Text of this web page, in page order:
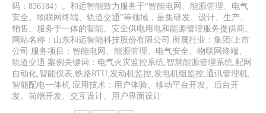
码：836184）。和远智能致力服务于“智能电网、能源管理、电气
安全、物联网终端、轨道交通”等领域，是集研发、设计、生产、
销售、服务于一体的智能、安全供电用电和能源管理服务提供商。
网站名称：山东和远智能科技股份有限公司 所属行业：集团/上市
公司 服务项目：智能电网、能源管理、电气安全、物联网终端、
轨道交通 案例关键词：电气火灾监控系统,智慧能源管理系统,配网
自动化,智能仪表,铁路RTU,发动机监控,发电机组监控,通讯管理机,
智能配电一体机 应用技术：用户体验、移动平台开发、后台开
发、前端开发、交互设计、用户界面设计